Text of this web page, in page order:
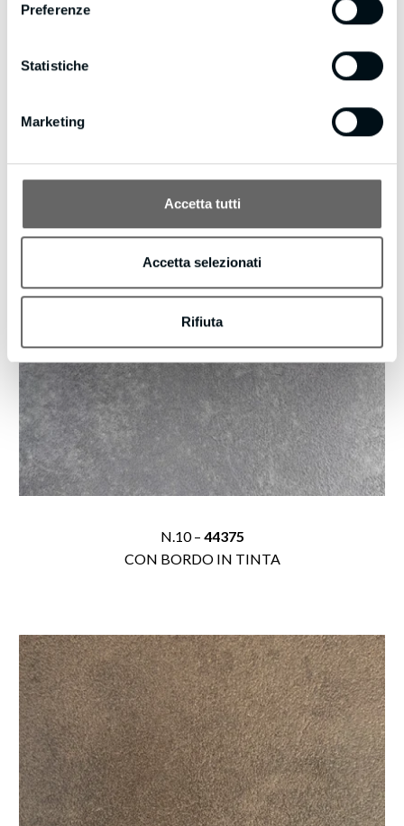
Preferenze
Statistiche
Marketing
Accetta tutti
Accetta selezionati
Rifiuta
N.10 – 44375
CON BORDO IN TINTA